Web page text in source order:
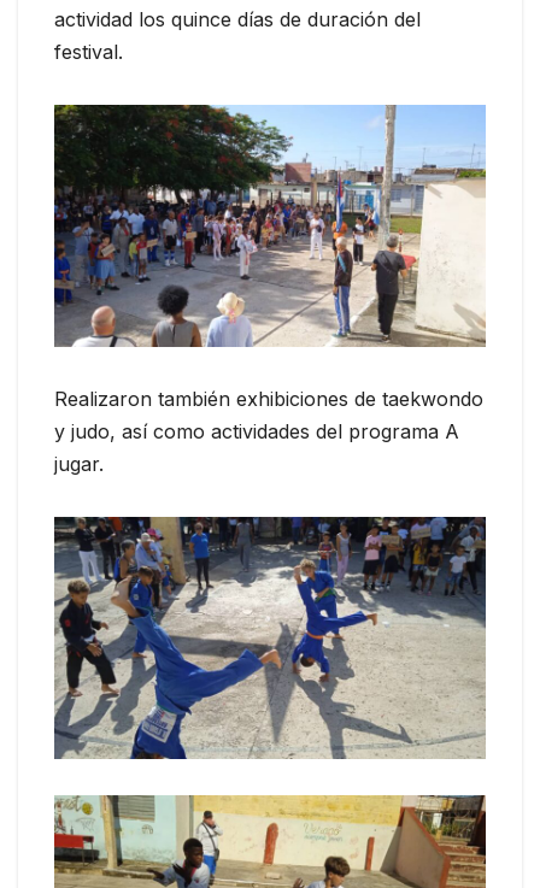
actividad los quince días de duración del
festival.
Realizaron también exhibiciones de taekwondo
y judo, así como actividades del programa A
jugar.